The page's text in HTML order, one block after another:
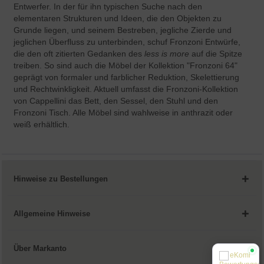
Entwerfer. In der für ihn typischen Suche nach den
elementaren Strukturen und Ideen, die den Objekten zu
Grunde liegen, und seinem Bestreben, jegliche Zierde und
jeglichen Überfluss zu unterbinden, schuf Fronzoni Entwürfe,
die den oft zitierten Gedanken desless is more auf die Spitze
treiben. So sind auch die Möbel der Kollektion "Fronzoni 64"
geprägt von formaler und farblicher Reduktion, Skelettierung
und Rechtwinkligkeit. Aktuell umfasst die Fronzoni-Kollektion
von Cappellini das Bett, den Sessel, den Stuhl und den
Fronzoni Tisch. Alle Möbel sind wahlweise in anthrazit oder
weiß erhältlich.
Hinweise zu Bestellungen
Allgemeine Hinweise
Über Markanto